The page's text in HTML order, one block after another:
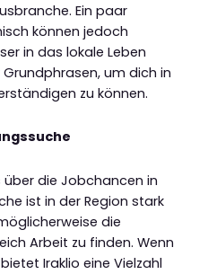
Ein paar
können jedoch
in das lokale Leben
um dich in
zu können.
die Jobchancen in
ist in der Region stark
die
Arbeit zu finden. Wenn
Iraklio eine Vielzahl